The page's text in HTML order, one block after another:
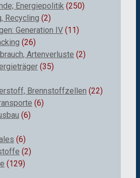
Energiepolitik (250)
Recycling (2)
Generation IV (11)
(26)
Artenverluste (2)
(35)
Brennstoffzellen (22)
(6)
(6)
(6)
(2)
(129)